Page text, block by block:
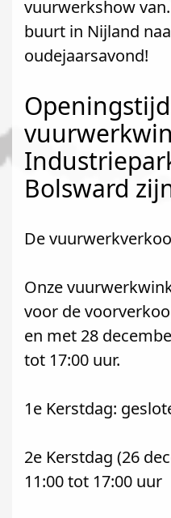
vuurwerkshow
buurt in Nijland
oudejaarsavond!
Bolsward
De
Onze
voor de
en met 28
tot 17:00 uur.
1e Kerstdag:
2e Kerstdag (26
11:00 tot 17:00 uur